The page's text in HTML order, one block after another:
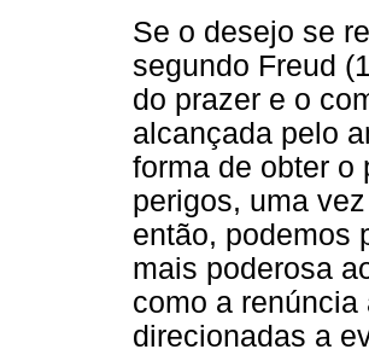
Se o desejo se
segundo Freud
do prazer e o
alcançada pelo
forma de obter o
perigos, uma
então, podemos
mais poderosa
como a
direcionadas a